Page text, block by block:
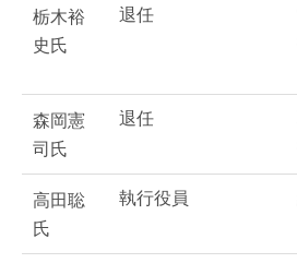
栃木裕
史氏
退任
森岡憲
司氏
退任
高田聡
氏
執行役員